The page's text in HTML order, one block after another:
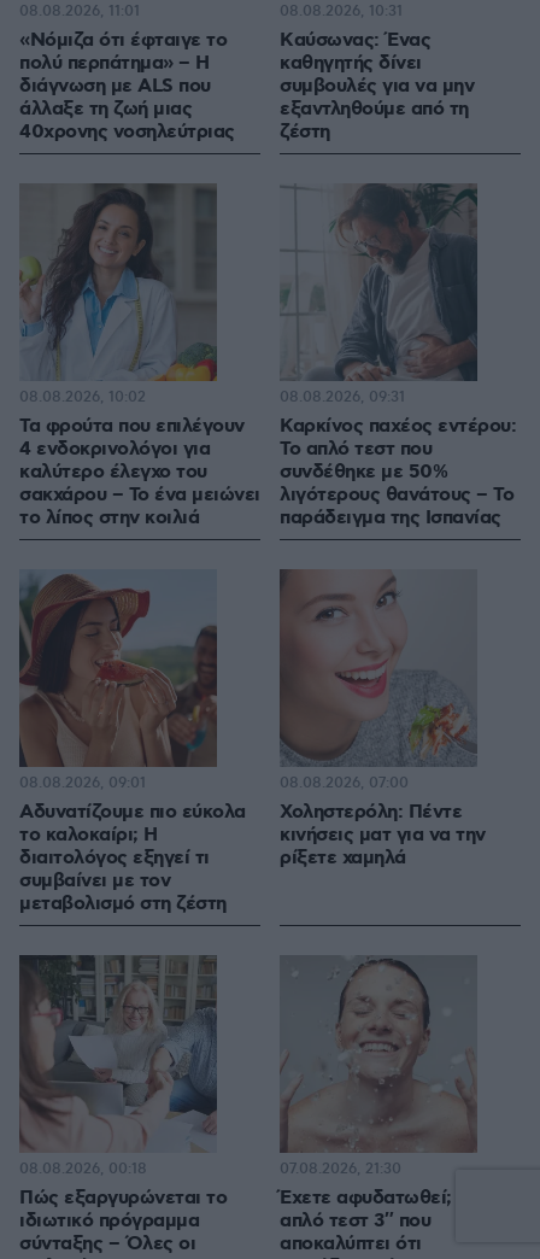
«Νόμιζα ότι έφταιγε το
πολύ περπάτημα» – Η
διάγνωση με ALS που
άλλαξε τη ζωή μιας
40χρονης νοσηλεύτριας
08.08.2026, 11:01
Kαύσωνας: Ένας
καθηγητής δίνει
συμβουλές για να μην
εξαντληθούμε από τη
ζέστη
08.08.2026, 10:31
Τα φρούτα που επιλέγουν
4 ενδοκρινολόγοι για
καλύτερο έλεγχο του
σακχάρου – Το ένα μειώνει
το λίπος στην κοιλιά
08.08.2026, 10:02
Καρκίνος παχέος εντέρου:
Το απλό τεστ που
συνδέθηκε με 50%
λιγότερους θανάτους – Το
παράδειγμα της Ισπανίας
08.08.2026, 09:31
Αδυνατίζουμε πιο εύκολα
το καλοκαίρι; Η
διαιτολόγος εξηγεί τι
συμβαίνει με τον
μεταβολισμό στη ζέστη
08.08.2026, 09:01
Χοληστερόλη: Πέντε
κινήσεις ματ για να την
ρίξετε χαμηλά
08.08.2026, 07:00
Πώς εξαργυρώνεται το
ιδιωτικό πρόγραμμα
σύνταξης – Όλες οι
08.08.2026, 00:18
Έχετε αφυδατωθεί; Το
απλό τεστ 3″ που
αποκαλύπτει ότι
07.08.2026, 21:30